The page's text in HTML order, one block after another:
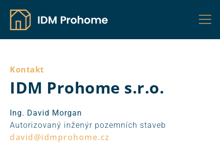
Kontakt
IDM Prohome s.r.o.
Ing. David Morgan
Autorizovaný inženýr pozemních staveb
david@idmprohome.cz